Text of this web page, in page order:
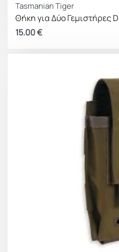
Tasmanian Tiger
Θήκη για Δύο Γεμιστήρες
15.00€